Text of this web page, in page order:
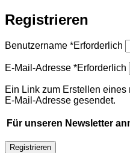
Registrieren
Benutzername *Erforderlich
E-Mail-Adresse *Erforderlich
Ein Link zum Erstellen
E-Mail-Adresse gesendet.
Für unseren Newsletter
Registrieren